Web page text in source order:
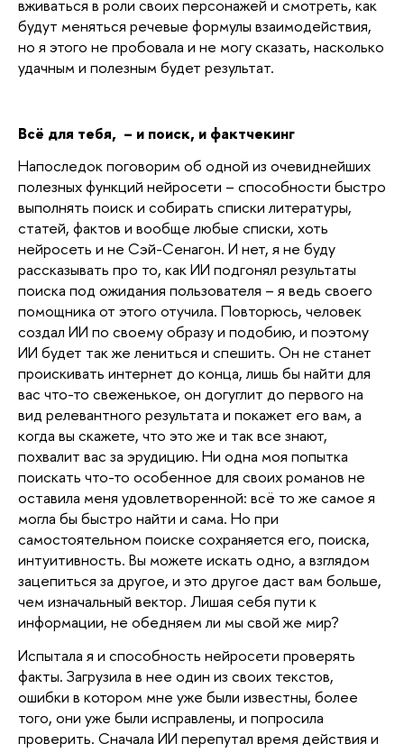
вживаться в роли своих персонажей и смотреть, как
будут меняться речевые формулы взаимодействия,
но я этого не пробовала и не могу сказать, насколько
удачным и полезным будет результат.
Всё для тебя,  – и поиск, и фактчекинг
Напоследок поговорим об одной из очевиднейших
полезных функций нейросети – способности быстро
выполнять поиск и собирать списки литературы,
статей, фактов и вообще любые списки, хоть
нейросеть и не Сэй-Сенагон. И нет, я не буду
рассказывать про то, как ИИ подгонял результаты
поиска под ожидания пользователя – я ведь своего
помощника от этого отучила. Повторюсь, человек
создал ИИ по своему образу и подобию, и поэтому
ИИ будет так же лениться и спешить. Он не станет
проискивать интернет до конца, лишь бы найти для
вас что-то свеженькое, он догуглит до первого на
вид релевантного результата и покажет его вам, а
когда вы скажете, что это же и так все знают,
похвалит вас за эрудицию. Ни одна моя попытка
поискать что-то особенное для своих романов не
оставила меня удовлетворенной: всё то же самое я
могла бы быстро найти и сама. Но при
самостоятельном поиске сохраняется его, поиска,
интуитивность. Вы можете искать одно, а взглядом
зацепиться за другое, и это другое даст вам больше,
чем изначальный вектор. Лишая себя пути к
информации, не обедняем ли мы свой же мир?
Испытала я и способность нейросети проверять
факты. Загрузила в нее один из своих текстов,
ошибки в котором мне уже были известны, более
того, они уже были исправлены, и попросила
проверить. Сначала ИИ перепутал время действия и